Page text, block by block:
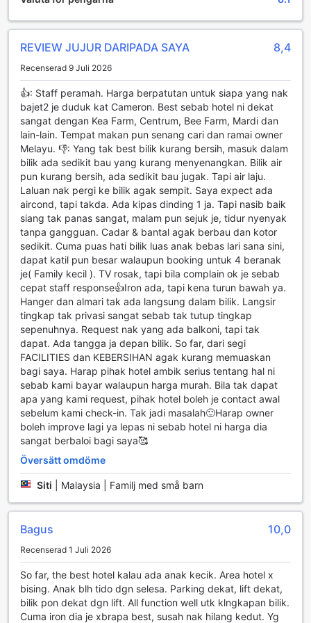
njuta av den friska luften och den lugna atmosfären. Strosa
längs de välskötta stigarna, ta in dofterna av blommor och
skönheten i Cameron Highlands.
För den som söker lite mer aktivitet finns det även möjlighet
trädgården eller att njuta av en kopp te under den öppna
himlen. Barnen kan leka fritt på de grönskande
gräsmattorna, vilket ger föräldrarna en chans att koppla av
och njuta av den fridfulla miljön. Med en perfekt
kombination av avkoppling och lek, erbjuder CAMERON
KEA FARM HOTEL en underbar plats för både familjer och
par att skapa oförglömliga minnen.
Bekvämlighetsfaciliteter på CAMERON KEA FARM HOTEL
CAMERON KEA FARM HOTEL erbjuder en rad
bekvämlighetsfaciliteter som gör din vistelse både bekväm
och avkopplande. Med en effektiv tvättservice kan du
enkelt hålla dina kläder fräscha och rena under din tid i de
frodiga Cameron Highlands. Oavsett om du är här för en
kort eller lång vistelse, kommer denna service att spara tid
och ge dig mer möjlighet att utforska området.
Dessutom erbjuder hotellet gratis wi-fi i alla rum, vilket gör
det enkelt för dig att hålla kontakten med nära och kära
eller planera dina aktiviteter under din vistelse. Du kan
surfa på nätet, streama dina favoritprogram eller bara njuta
av att dela dina reseupplevelser i realtid. För att säkerställa
att ditt rum alltid är i toppskick, ingår daglig städning i
hotellets tjänster. Detta gör att du kan koppla av och njuta
av din tid i lugn och ro, med vetskapen om att ditt boende
alltid är fräscht och välkomnande.
Rumfaciliteter på CAMERON KEA FARM HOTEL
På CAMERON KEA FARM HOTEL erbjuder vi en
avkopplande och bekväm vistelse med moderna rum som
hemma. Varje rum har en platt-TV, perfekt för att njuta av
dina favoritprogram eller filmer efter en lång dag av
utforskning i de vackra Cameron Highlands. Oavsett om du
reser ensam, med familj eller vänner, kommer du att
uppskatta den underhållning och avkoppling som vår TV
ger.
Vi förstår vikten av komfort och hygien, därför
REVIEW JUJUR DARIPADA SAYA 8,4
Recenserad 9 Juli 2026
👍: Staff peramah. Harga berpatutan untuk siapa yang nak
bajet2 je duduk kat Cameron. Best sebab hotel ni dekat
sangat dengan Kea Farm, Centrum, Bee Farm, Mardi dan
lain-lain. Tempat makan pun senang cari dan ramai owner
Melayu. 👎: Yang tak best bilik kurang bersih, masuk dalam
bilik ada sedikit bau yang kurang menyenangkan. Bilik air
pun kurang bersih, ada sedikit bau jugak. Tapi air laju.
Laluan nak pergi ke bilik agak sempit. Saya expect ada
aircond, tapi takda. Ada kipas dinding 1 ja. Tapi nasib baik
siang tak panas sangat, malam pun sejuk je, tidur nyenyak
tanpa gangguan. Cadar & bantal agak berbau dan kotor
sedikit. Cuma puas hati bilik luas anak bebas lari sana sini,
dapat katil pun besar walaupun booking untuk 4 beranak
je( Family kecil ). TV rosak, tapi bila complain ok je sebab
cepat staff response👍Iron ada, tapi kena turun bawah ya.
Hanger dan almari tak ada langsung dalam bilik. Langsir
tingkap tak privasi sangat sebab tak tutup tingkap
sepenuhnya. Request nak yang ada balkoni, tapi tak
dapat. Ada tangga ja depan bilik. So far, dari segi
FACILITIES dan KEBERSIHAN agak kurang memuaskan
bagi saya. Harap pihak hotel ambik serius tentang hal ni
sebab kami bayar walaupun harga murah. Bila tak dapat
apa yang kami request, pihak hotel boleh je contact awal
sebelum kami check-in. Tak jadi masalah🙂Harap owner
boleh improve lagi ya lepas ni sebab hotel ni harga dia
sangat berbaloi bagi saya🥰
Översätt omdöme
Siti Malaysia | Familj med små barn
Bagus 10,0
Recenserad 1 Juli 2026
So far, the best hotel kalau ada anak kecik. Area hotel x
bising. Anak blh tido dgn selesa. Parking dekat, lift dekat,
bilik pon dekat dgn lift. All function well utk klngkapan bilik.
Cuma iron dia je xbrapa best, susah nak hilang kedut. Yg